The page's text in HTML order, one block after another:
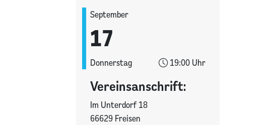
September
17
Donnerstag 19:00 Uhr
Vereinsanschrift:
Im Unterdorf 18
66629 Freisen